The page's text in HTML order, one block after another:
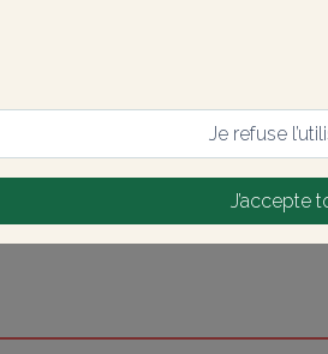
Je refuse
J’accepte